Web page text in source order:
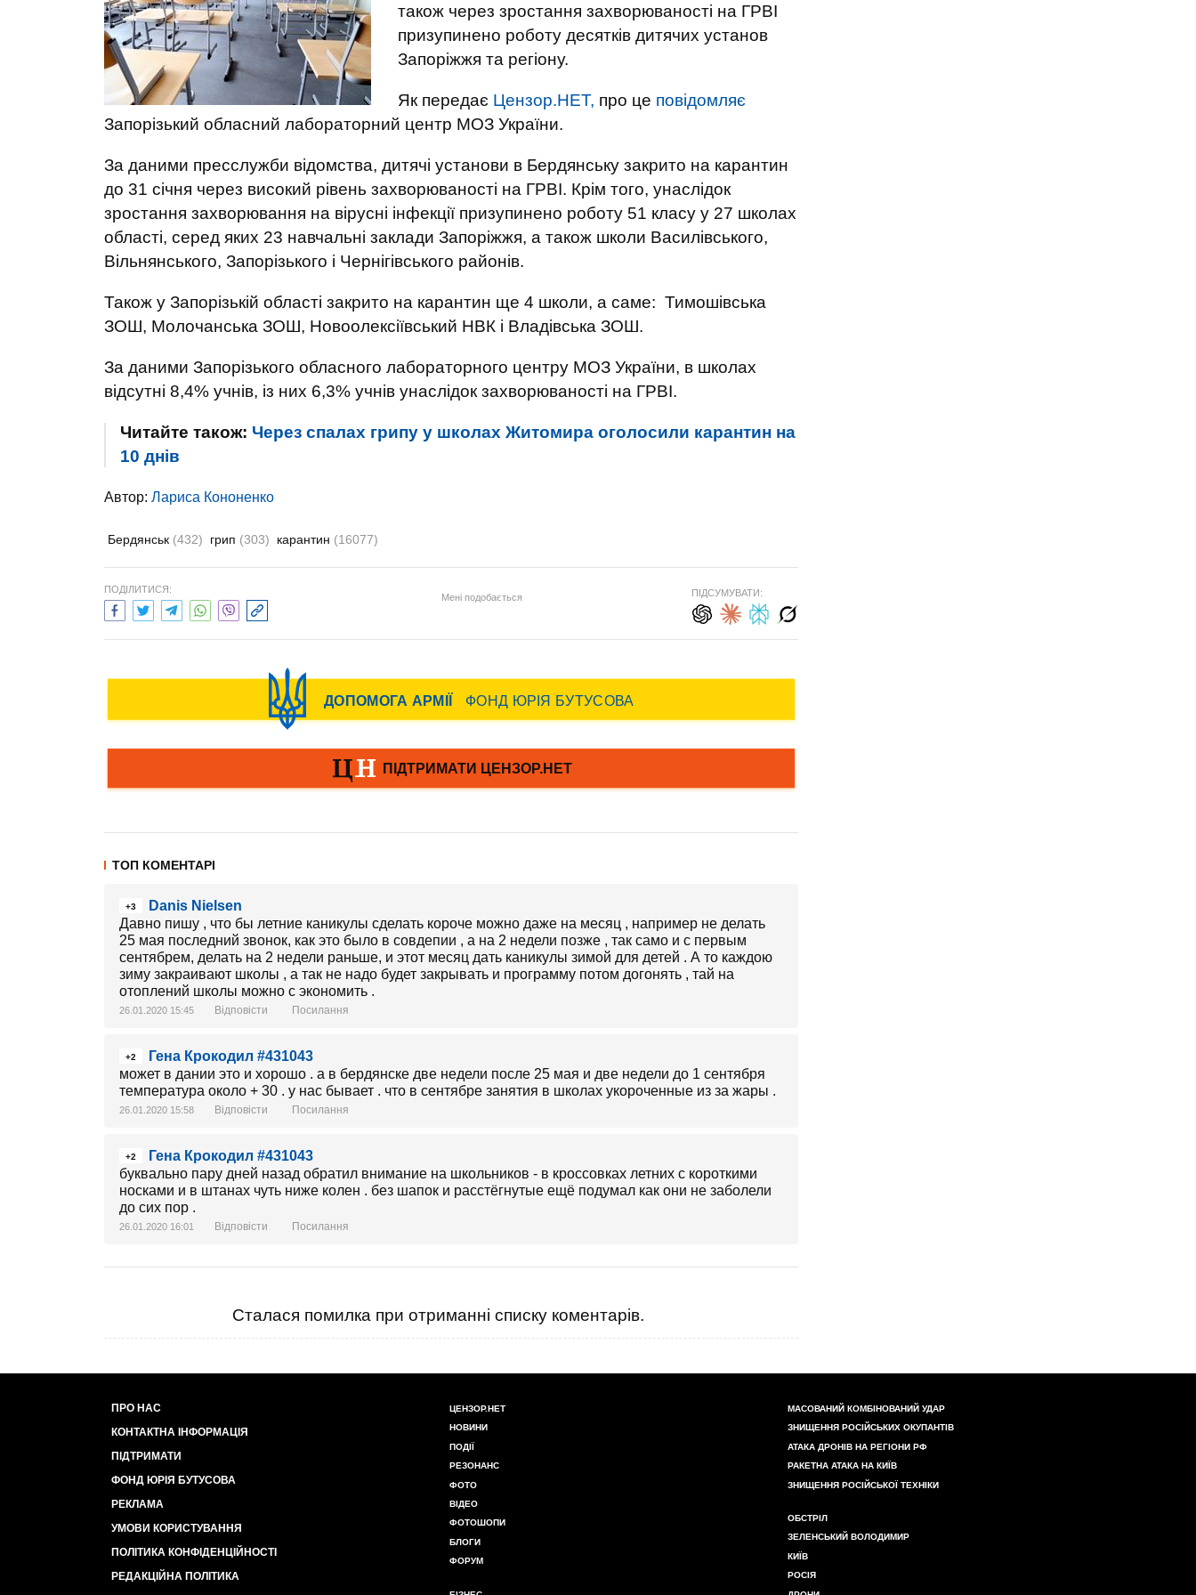
також через зростання захворюваності на ГРВІ
призупинено роботу десятків дитячих установ
Запоріжжя та регіону.
Як передає Цензор.НЕТ, про це повідомляє
Запорізький обласний лабораторний центр МОЗ України.
За даними пресслужби відомства, дитячі установи в Бердянську закрито на карантин
до 31 січня через високий рівень захворюваності на ГРВІ. Крім того, унаслідок
зростання захворювання на вірусні інфекції призупинено роботу 51 класу у 27 школах
області, серед яких 23 навчальні заклади Запоріжжя, а також школи Василівського,
Вільнянського, Запорізького і Чернігівського районів.
Також у Запорізькій області закрито на карантин ще 4 школи, а саме: Тимошівська
ЗОШ, Молочанська ЗОШ, Новоолексіївський НВК і Владівська ЗОШ.
За даними Запорізького обласного лабораторного центру МОЗ України, в школах
відсутні 8,4% учнів, із них 6,3% учнів унаслідок захворюваності на ГРВІ.
Читайте також: Через спалах грипу у школах Житомира оголосили карантин на
10 днів
Автор: Лариса Кононенко
Бердянськ (432) грип (303) карантин (16077)
ПОДІЛИТИСЯ:
Мені подобається ПІДСУМУВАТИ:
ТОП КОМЕНТАРІ
+3
Danis Nielsen
Давно пишу , что бы летние каникулы сделать короче можно даже на месяц , например не делать
25 мая последний звонок, как это было в совдепии , а на 2 недели позже , так само и с первым
сентябрем, делать на 2 недели раньше, и этот месяц дать каникулы зимой для детей . А то каждою
зиму закраивают школы , а так не надо будет закрывать и программу потом догонять , тай на
отоплений школы можно с экономить .
26.01.2020 15:45 Відповісти Посилання
+2
Гена Крокодил #431043
может в дании это и хорошо . а в бердянске две недели после 25 мая и две недели до 1 сентября
температура около + 30 . у нас бывает . что в сентябре занятия в школах укороченные из за жары .
26.01.2020 15:58 Відповісти Посилання
+2
Гена Крокодил #431043
буквально пару дней назад обратил внимание на школьников - в кроссовках летних с короткими
носками и в штанах чуть ниже колен . без шапок и расстёгнутые ещё подумал как они не заболели
до сих пор .
26.01.2020 16:01 Відповісти Посилання
Сталася помилка при отриманні списку коментарів.
ПРО НАС
КОНТАКТНА ІНФОРМАЦІЯ
ПІДТРИМАТИ
ФОНД ЮРІЯ БУТУСОВА
РЕКЛАМА
УМОВИ КОРИСТУВАННЯ
ПОЛІТИКА КОНФІДЕНЦІЙНОСТІ
РЕДАКЦІЙНА ПОЛІТИКА
ЦЕНЗОР.НЕТ
НОВИНИ
ПОДІЇ
РЕЗОНАНС
ФОТО
ВІДЕО
ФОТОШОПИ
БЛОГИ
ФОРУМ
МАСОВАНИЙ КОМБІНОВАНИЙ УДАР
ЗНИЩЕННЯ РОСІЙСЬКИХ ОКУПАНТІВ
АТАКА ДРОНІВ НА РЕГІОНИ РФ
РАКЕТНА АТАКА НА КИЇВ
ЗНИЩЕННЯ РОСІЙСЬКОЇ ТЕХНІКИ
ОБСТРІЛ
ЗЕЛЕНСЬКИЙ ВОЛОДИМИР
КИЇВ
РОСІЯ